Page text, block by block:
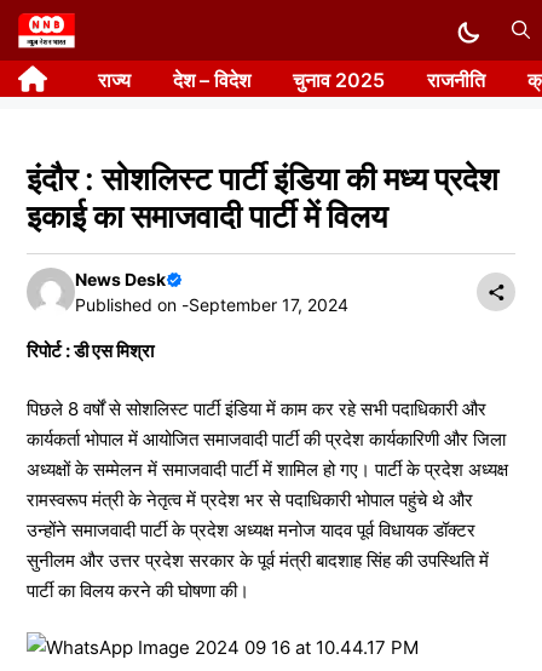
Skip
to
content राज्य देश – विदेश चुनाव 2025 राजनीति
इंदौर : सोशलिस्ट पार्टी इंडिया की मध्य प्रदेश
इकाई का समाजवादी पार्टी में विलय
News Desk
Published on -September 17, 2024
रिपोर्ट : डी एस मिश्रा
पिछले 8 वर्षों से सोशलिस्ट पार्टी इंडिया में काम कर रहे सभी पदाधिकारी और
कार्यकर्ता भोपाल में आयोजित समाजवादी पार्टी की प्रदेश कार्यकारिणी और जिला
अध्यक्षों के सम्मेलन में समाजवादी पार्टी में शामिल हो गए। पार्टी के प्रदेश अध्यक्ष
रामस्वरूप मंत्री के नेतृत्व में प्रदेश भर से पदाधिकारी भोपाल पहुंचे थे और
उन्होंने समाजवादी पार्टी के प्रदेश अध्यक्ष मनोज यादव पूर्व विधायक डॉक्टर
सुनीलम और उत्तर प्रदेश सरकार के पूर्व मंत्री बादशाह सिंह की उपस्थिति में
पार्टी का विलय करने की घोषणा की।